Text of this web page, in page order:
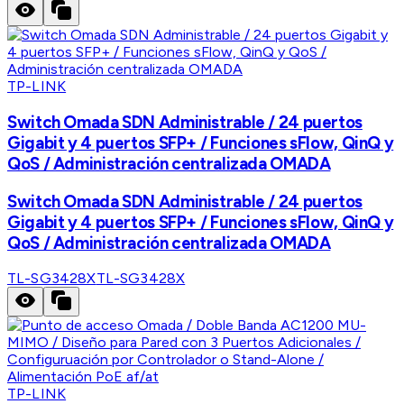
TP-LINK
Switch Omada SDN Administrable / 24 puertos
Gigabit y 4 puertos SFP+ / Funciones sFlow, QinQ y
QoS / Administración centralizada OMADA
Switch Omada SDN Administrable / 24 puertos
Gigabit y 4 puertos SFP+ / Funciones sFlow, QinQ y
QoS / Administración centralizada OMADA
TL-SG3428XTL-SG3428X
TP-LINK